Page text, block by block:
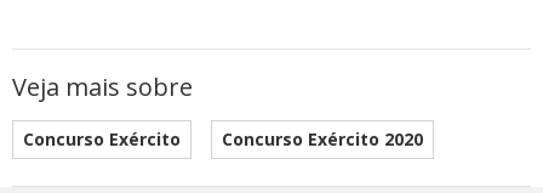
Veja mais sobre
Concurso Exército Concurso Exército 2020